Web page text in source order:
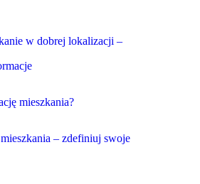
w dobrej lokalizacji –
mieszkania?
– zdefiniuj swoje